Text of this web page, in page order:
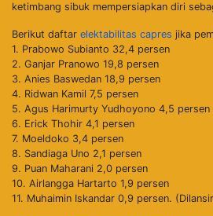
ketimbang sibuk mempersiapkan diri
Berikut daftar elektabilitas capres jika
1. Prabowo Subianto 32,4 persen
2. Ganjar Pranowo 19,8 persen
3. Anies Baswedan 18,9 persen
4. Ridwan Kamil 7,5 persen
5. Agus Harimurty Yudhoyono 4,5 persen
6. Erick Thohir 4,1 persen
7. Moeldoko 3,4 persen
8. Sandiaga Uno 2,1 persen
9. Puan Maharani 2,0 persen
10. Airlangga Hartarto 1,9 persen
11. Muhaimin Iskandar 0,9 persen.